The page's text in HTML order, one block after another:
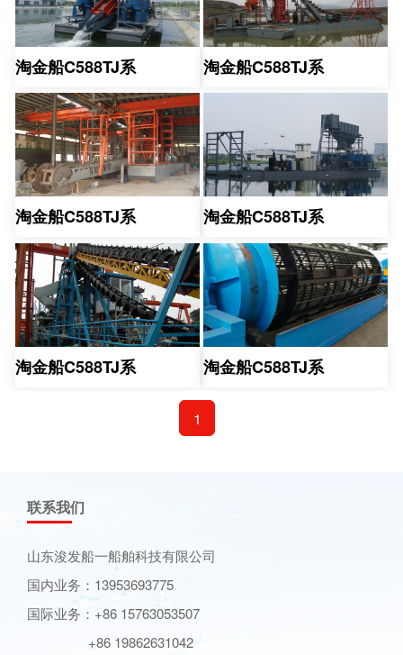
淘金船C588TJ系 淘金船C588TJ系
淘金船C588TJ系 淘金船C588TJ系
淘金船C588TJ系 淘金船C588TJ系
1
联系我们
山东浚发船一船舶科技有限公司
国内业务：13953693775
国际业务：+86 15763053507
+86 19862631042